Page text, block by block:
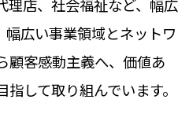
理店、社会福祉など、幅広
幅広い事業領域とネットワ
顧客感動主義へ、価値あ
して取り組んでいます。